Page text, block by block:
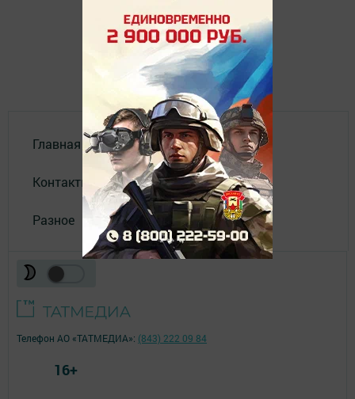
Главная
Контакты
Разное
Телефон АО «ТАТМЕДИА»: (843) 222 09 84
16+